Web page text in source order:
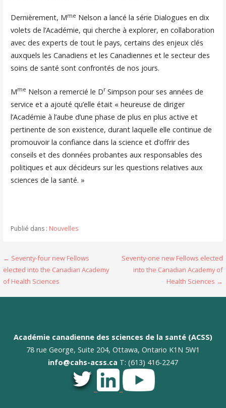
Dernièrement, Mme Nelson a lancé la série Dialogues en dix
volets de l’Académie, qui cherche à explorer, en collaboration
avec des experts de tout le pays, certains des enjeux clés
auxquels les Canadiens et les Canadiennes et le secteur des
soins de santé sont confrontés de nos jours.
Mme Nelson a remercié le Dr Simpson pour ses années de
service et a ajouté qu’elle était « heureuse de diriger
l’Académie à l’aube d’une phase de plus en plus active et
pertinente de son existence, durant laquelle elle continue de
promouvoir la confiance dans la science et d’offrir des
conseils et des données probantes aux responsables des
politiques et aux décideurs sur les questions relatives aux
sciences de la santé. »
Publié dans : Nouvelles
Navigation
de
l’article
← Seventy-four new Fellows
elected into the Canadian Academy
of Health Sciences
Seventy-one new Fellows elected
into the Canadian Academy of
Health Sciences →
Académie canadienne des sciences de la santé (ACSS)
78 rue George, Suite 204, Ottawa, Ontario K1N 5W1
info@cahs-acss.ca T: (613) 416-2247
_ _